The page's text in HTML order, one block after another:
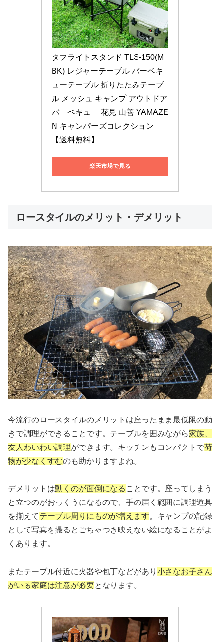
タフライトスタンド TLS-150(M
BK) レジャーテーブル バーベキ
ューテーブル 折りたたみテーブ
ル メッシュ キャンプ アウトドア
バーベキュー 花見 山善 YAMAZE
N キャンパーズコレクション
【送料無料】
楽天市場で見る
ロースタイルのメリット・デメリット
今流行のロースタイルのメリットは座ったまま最低限の動
きで調理ができることです。テーブルを囲みながら家族、
友人わいわい調理ができます。キッチンもコンパクトで荷
物が少なくすむのも助かりますよね。
デメリットは動くのが面倒になる ことです。座ってしまう
と立つのがおっくうになるので、手の届く範囲に調理道具
を揃えてテーブル周りにものが増えます。キャンプの記録
として写真を撮るとごちゃつき映えない絵になることがよ
くあります。
またテーブル付近に火器や包丁などがあり 小さなお子さん
がいる家庭は注意が必要となります。